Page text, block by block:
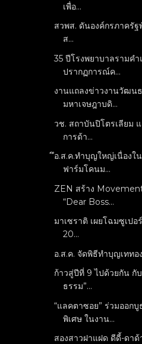
เพื่อ...
สวพส. ดันองค์กรภาครั
ส...
35 ปีโรงพยาบาลรามค
ปรากฏการณ์ค...
งานแถลงข่าวงานวัฒนธ
มหาเจษฎาบดิ...
วช. สถาบันปิโตรเลียม
การด้า...
อ.ส.ค.ทำบุญใหญ่เนื่องใ
ฟาร์มโคนม...
ZEN สร้าง
“Dear Boss...
มาเซราติ เผยโฉมซูเป
20...
อ.ส.ค. จัดพิธีทำบุญเทท
ก้าวสู่ปีที่ 9 ไปด้วยกัน
ธรรม”...
“แลคตาซอย” ร่วมออก
พิเศษ ในงาน...
สองสาวฝาแฝด ดีดี้-ดา